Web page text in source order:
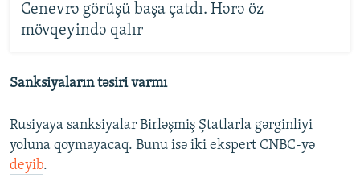
Cenevrə görüşü başa çatdı. Hərə öz
mövqeyində qalır
Sanksiyaların təsiri varmı
Rusiyaya sanksiyalar Birləşmiş Ştatlarla gərginliyi
yoluna qoymayacaq. Bunu isə iki ekspert CNBC-yə
deyib.